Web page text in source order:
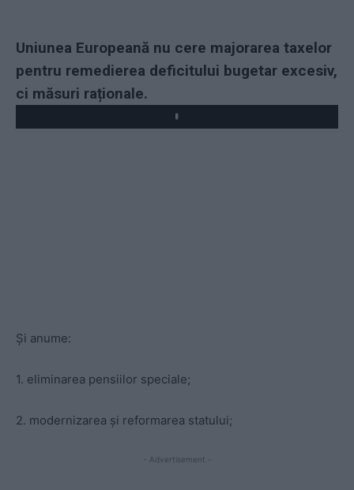
Uniunea Europeană nu cere majorarea taxelor
pentru remedierea deficitului bugetar excesiv,
ci măsuri raționale.
Play
Și anume:
1. eliminarea pensiilor speciale;
2. modernizarea și reformarea statului;
- Advertisement -